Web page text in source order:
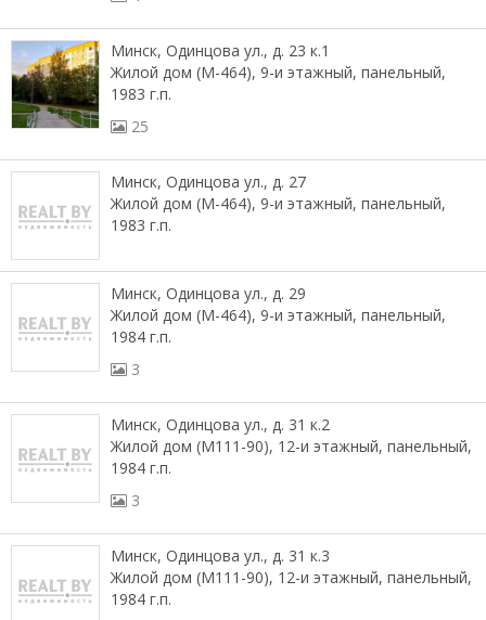
Минск, Одинцова ул., д. 23 к.1
Жилой дом (М-464), 9-и этажный, панельный,
1983 г.п.
25
Минск, Одинцова ул., д. 27
Жилой дом (М-464), 9-и этажный, панельный,
1983 г.п.
Минск, Одинцова ул., д. 29
Жилой дом (М-464), 9-и этажный, панельный,
1984 г.п.
3
Минск, Одинцова ул., д. 31 к.2
Жилой дом (М111-90), 12-и этажный, панельный,
1984 г.п.
3
Минск, Одинцова ул., д. 31 к.3
Жилой дом (М111-90), 12-и этажный, панельный,
1984 г.п.